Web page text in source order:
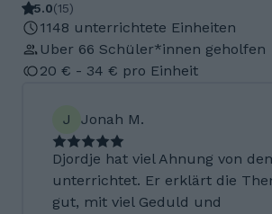
5.0(15)
1148 unterrichtete Einheiten
Uber 66 Schüler*innen geholfen
20 € - 34 € pro Einheit
J Jonah M.
Djordje hat viel Ahnung von
unterrichtet. Er erklärt die
gut, mit viel Geduld und